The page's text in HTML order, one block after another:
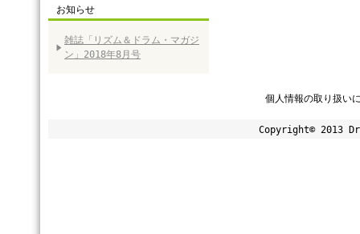
お知らせ
雑誌「リズム＆ドラム・マガジ
ン」2018年8月号
個人情報の取り扱い
Copyright© 2013